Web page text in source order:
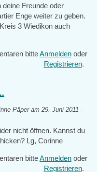
deine Freunde oder
Enge weiter zu geben.
3 Wiedikon auch
bitteAnmelden oder
Registrieren.
Päperam 29. Juni 2011 -
nicht öffnen. Kannst du
Lg, Corinne
bitteAnmelden oder
Registrieren.